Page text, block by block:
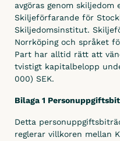
avgöras genom
Skiljeförfarande för
Skiljedomsinstitut.
Norrköping och språket
Part har alltid rätt att
tvistigt kapitalbelopp
000) SEK.
Bilaga 1
Detta
reglerar villkoren mellan